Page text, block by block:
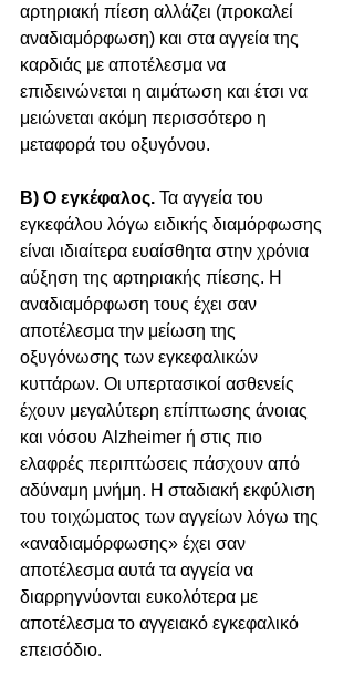
αρτηριακή πίεση αλλάζει (προκαλεί
αναδιαμόρφωση) και στα αγγεία της
καρδιάς με αποτέλεσμα να
επιδεινώνεται η αιμάτωση και έτσι να
μειώνεται ακόμη περισσότερο η
μεταφορά του οξυγόνου.
Β) Ο εγκέφαλος. Τα αγγεία του
εγκεφάλου λόγω ειδικής διαμόρφωσης
είναι ιδιαίτερα ευαίσθητα στην χρόνια
αύξηση της αρτηριακής πίεσης. Η
αναδιαμόρφωση τους έχει σαν
αποτέλεσμα την μείωση της
οξυγόνωσης των εγκεφαλικών
κυττάρων. Οι υπερτασικοί ασθενείς
έχουν μεγαλύτερη επίπτωσης άνοιας
και νόσου Alzheimer ή στις πιο
ελαφρές περιπτώσεις πάσχουν από
αδύναμη μνήμη. Η σταδιακή εκφύλιση
του τοιχώματος των αγγείων λόγω της
«αναδιαμόρφωσης» έχει σαν
αποτέλεσμα αυτά τα αγγεία να
διαρρηγνύονται ευκολότερα με
αποτέλεσμα το αγγειακό εγκεφαλικό
επεισόδιο.